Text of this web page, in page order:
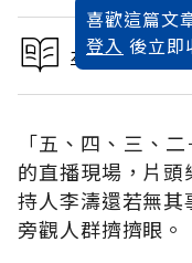
喜歡這篇文
登入 後立即
本文出自
「五、四、三、
的直播現場，片
持人李濤還若無
旁觀人群擠擠眼。